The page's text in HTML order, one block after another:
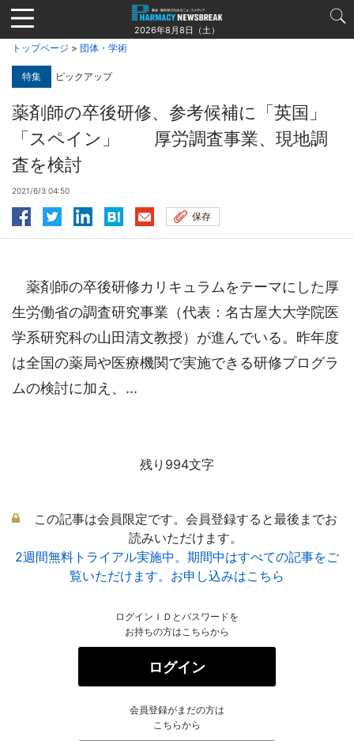
Jump
to
navigation
2026年8月8日（土）
トップページ > 団体・学術
特集 ピックアップ
薬剤師の卒後研修、参考候補に「英国」
「スペイン」 厚労調査事業、現地調
査を検討
2021/6/3 04:50
保存
薬剤師の卒後研修カリキュラムをテーマにした厚
生労働省の調査研究事業（代表：名古屋大大学院医
学系研究科の山田清文教授）が進んでいる。昨年度
は全国の薬局や医療機関で実施できる研修プログラ
ムの検討に加え、...
残り994文字
この記事は会員限定です。会員登録すると最後までお
読みいただけます。
2週間無料トライアル実施中。期間中はすべての記事をご
覧いただけます。お申し込みはこちら
ログインＩＤとパスワードを
お持ちの方はこちらから
ログイン
会員登録がまだの方は
こちらから